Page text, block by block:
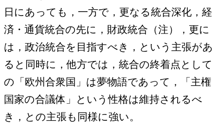
日にあっても，一方で，更なる統合深化，経
済・通貨統合の先に，財政統合（注），更に
は，政治統合を目指すべき，という主張があ
ると同時に，他方では，統合の終着点として
の「欧州合衆国」は夢物語であって，「主権
国家の合議体」という性格は維持されるべ
き，との主張も同様に強い。